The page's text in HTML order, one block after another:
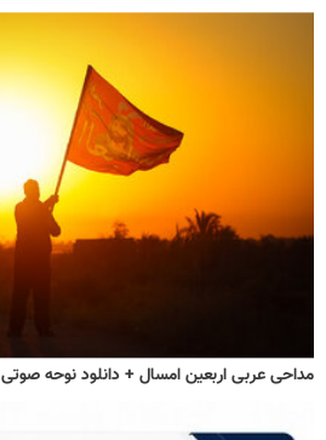
مداحی عربی اربعین امسال + دانلود نوحه صوتی ۱۴۰۵